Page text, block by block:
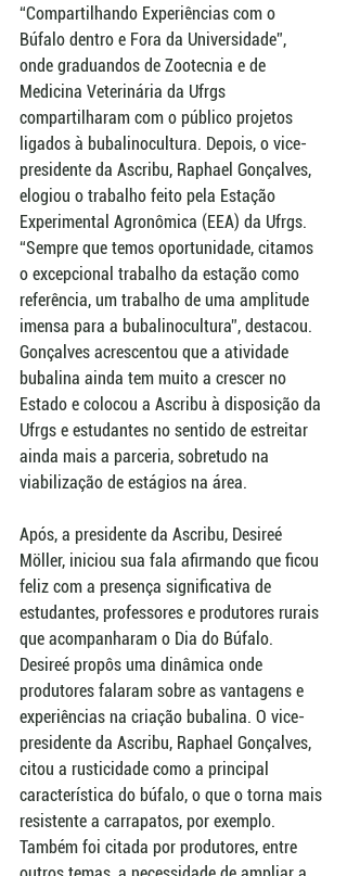
“Compartilhando Experiências com o
Búfalo dentro e Fora da Universidade”,
onde graduandos de Zootecnia e de
Medicina Veterinária da Ufrgs
compartilharam com o público projetos
ligados à bubalinocultura. Depois, o vice-
presidente da Ascribu, Raphael Gonçalves,
elogiou o trabalho feito pela Estação
Experimental Agronômica (EEA) da Ufrgs.
“Sempre que temos oportunidade, citamos
o excepcional trabalho da estação como
referência, um trabalho de uma amplitude
imensa para a bubalinocultura”, destacou.
Gonçalves acrescentou que a atividade
bubalina ainda tem muito a crescer no
Estado e colocou a Ascribu à disposição da
Ufrgs e estudantes no sentido de estreitar
ainda mais a parceria, sobretudo na
viabilização de estágios na área.
Após, a presidente da Ascribu, Desireé
Möller, iniciou sua fala afirmando que ficou
feliz com a presença significativa de
estudantes, professores e produtores rurais
que acompanharam o Dia do Búfalo.
Desireé propôs uma dinâmica onde
produtores falaram sobre as vantagens e
experiências na criação bubalina. O vice-
presidente da Ascribu, Raphael Gonçalves,
citou a rusticidade como a principal
característica do búfalo, o que o torna mais
resistente a carrapatos, por exemplo.
Também foi citada por produtores, entre